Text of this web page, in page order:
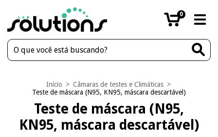
0
Início > Câmaras de testes e Climáticas >
Teste de máscara (N95, KN95, máscara descartável)
Teste de máscara (N95,
KN95, máscara descartável)